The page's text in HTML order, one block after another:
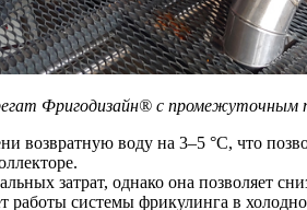
Фригодизайн® с промежуточным
возвратную воду на 3–5 °С, что
затрат, однако она позволяет
работы системы фрикулинга в